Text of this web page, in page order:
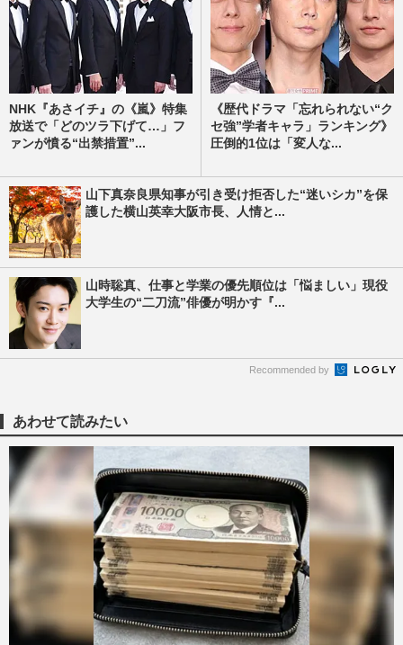
NHK『あさイチ』の《嵐》特集
放送で「どのツラ下げて…」フ
ァンが憤る“出禁措置”...
《歴代ドラマ「忘れられない“ク
セ強”学者キャラ」ランキング》
圧倒的1位は「変人な...
山下真奈良県知事が引き受け拒否した“迷いシカ”を保
護した横山英幸大阪市長、人情と...
山時聡真、仕事と学業の優先順位は「悩ましい」現役
大学生の“二刀流”俳優が明かす『...
Recommended by
あわせて読みたい